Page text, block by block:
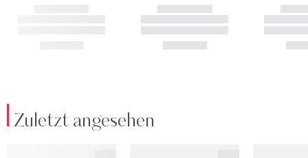
Zuletzt angesehen